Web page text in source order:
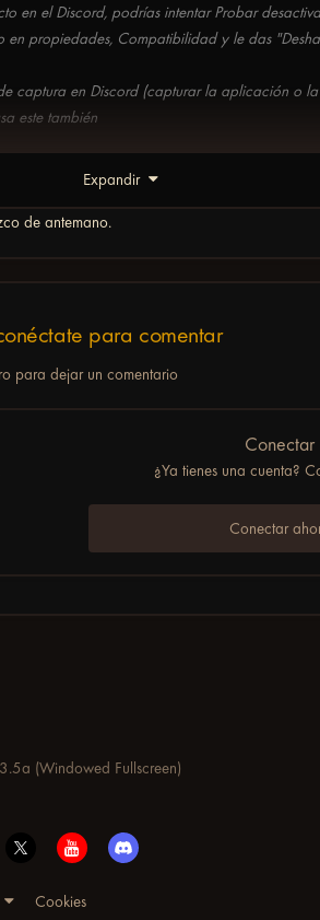
en el Discord, podrías intentar Probar
propiedades, Compatibilidad y le das
captura en Discord (capturar la aplicación o
este también
creo que deberías buscar a una
lo haya arreglado.
Expandir
de antemano.
para comentar
para dejar un comentario
Conectar
¿Ya tienes una cuenta?
Conectar
(Windowed Fullscreen)
Cookies